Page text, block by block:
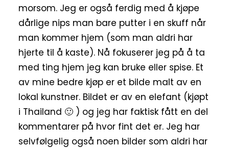
morsom. Jeg er også ferdig med å kjøpe
dårlige nips man bare putter i en skuff når
man kommer hjem (som man aldri har
hjerte til å kaste). Nå fokuserer jeg på å ta
med ting hjem jeg kan bruke eller spise. Et
av mine bedre kjøp er et bilde malt av en
lokal kunstner. Bildet er av en elefant (kjøpt
i Thailand 🙂 ) og jeg har faktisk fått en del
kommentarer på hvor fint det er. Jeg har
selvfølgelig også noen bilder som aldri har